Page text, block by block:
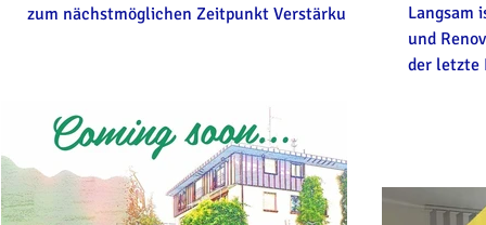
zum nächstmöglichen Zeitpunkt Verstärkung
Langsam
und
der letzte